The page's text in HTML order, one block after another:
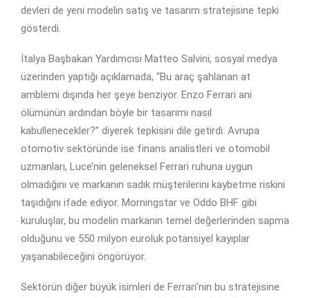
devleri de yeni modelin satış ve tasarım stratejisine tepki
gösterdi.
İtalya Başbakan Yardımcısı Matteo Salvini, sosyal medya
üzerinden yaptığı açıklamada, “Bu araç şahlanan at
amblemi dışında her şeye benziyor. Enzo Ferrari ani
ölümünün ardından böyle bir tasarımı nasıl
kabullenecekler?” diyerek tepkisini dile getirdi. Avrupa
otomotiv sektöründe ise finans analistleri ve otomobil
uzmanları, Luce’nin geleneksel Ferrari ruhuna uygun
olmadığını ve markanın sadık müşterilerini kaybetme riskini
taşıdığını ifade ediyor. Morningstar ve Oddo BHF gibi
kuruluşlar, bu modelin markanın temel değerlerinden sapma
olduğunu ve 550 milyon euroluk potansiyel kayıplar
yaşanabileceğini öngörüyor.
Sektörün diğer büyük isimleri de Ferrari’nin bu stratejisine